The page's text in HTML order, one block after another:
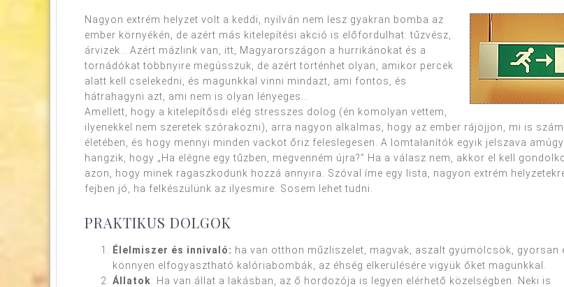
Nagyon extrém helyzet volt a keddi, nyilván nem lesz gyakran bomba az
ember környékén, de azért más kitelepítési akció is előfordulhat: tűzvész,
árvizek… Azért mázlink van, itt, Magyarországon a hurrikánokat és a
tornádókat többnyire megússzuk, de azért történhet olyan, amikor percek
alatt kell cselekedni, és magunkkal vinni mindazt, ami fontos, és
hátrahagyni azt, ami nem is olyan lényeges…
Amellett, hogy a kitelepítősdi elég stresszes dolog (én komolyan vettem,
ilyenekkel nem szeretek szórakozni), arra nagyon alkalmas, hogy az ember rájöjjön, mi is
életében, és hogy mennyi minden vackot őriz feleslegesen. A lomtalanítók egyik jelszava
hangzik, hogy „Ha elégne egy tűzben, megvenném újra?” Ha a válasz nem, akkor el kell
azon, hogy minek ragaszkodunk hozzá annyira. Szóval íme egy lista, nagyon extrém
fejben jó, ha felkészülünk az ilyesmire. Sosem lehet tudni.
PRAKTIKUS DOLGOK
Élelmiszer és innivaló: ha van otthon műzliszelet, magvak, aszalt gyümölcsök, gyorsan
könnyen elfogyasztható kalóriabombák, az éhség elkerülésére vigyük őket magunkkal.
Állatok: Ha van állat a lakásban, az ő hordozója is legyen elérhető közelségben. Neki is